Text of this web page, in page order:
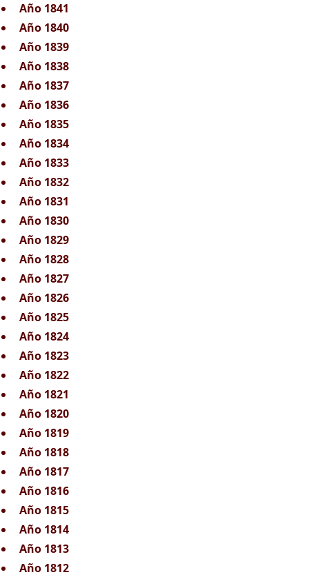
Año 1841
Año 1840
Año 1839
Año 1838
Año 1837
Año 1836
Año 1835
Año 1834
Año 1833
Año 1832
Año 1831
Año 1830
Año 1829
Año 1828
Año 1827
Año 1826
Año 1825
Año 1824
Año 1823
Año 1822
Año 1821
Año 1820
Año 1819
Año 1818
Año 1817
Año 1816
Año 1815
Año 1814
Año 1813
Año 1812